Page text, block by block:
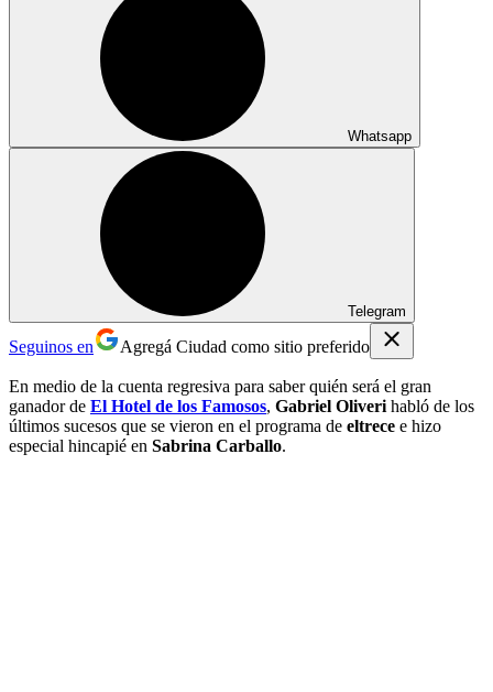
Whatsapp
Telegram
Seguinos en Agregá Ciudad como sitio preferido
En medio de la cuenta regresiva para saber quién será el gran
ganador de El Hotel de los Famosos, Gabriel Oliveri habló de los
últimos sucesos que se vieron en el programa de eltrece e hizo
especial hincapié en Sabrina Carballo.